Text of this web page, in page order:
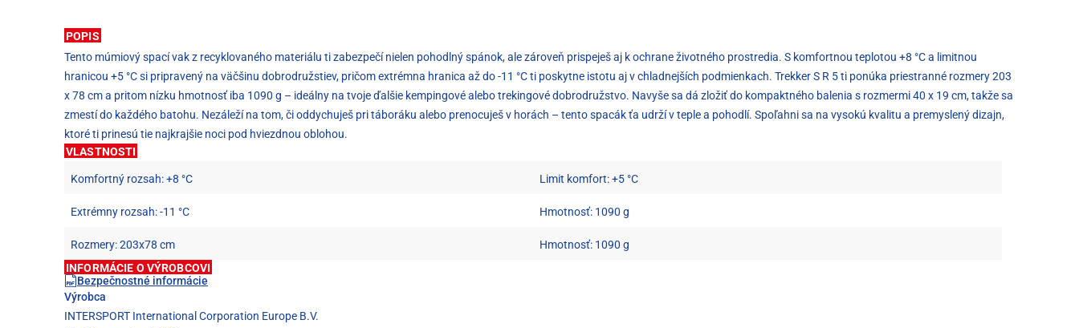
POPIS
Tento múmiový spací vak z recyklovaného materiálu ti zabezpečí nielen pohodlný spánok, ale zároveň prispeješ aj k ochrane životného prostredia. S komfortnou teplotou +8 °C a limitnou
hranicou +5 °C si pripravený na väčšinu dobrodružstiev, pričom extrémna hranica až do -11 °C ti poskytne istotu aj v chladnejších podmienkach. Trekker S R 5 ti ponúka priestranné rozmery 203
x 78 cm a pritom nízku hmotnosť iba 1090 g – ideálny na tvoje ďalšie kempingové alebo trekingové dobrodružstvo. Navyše sa dá zložiť do kompaktného balenia s rozmermi 40 x 19 cm, takže sa
zmestí do každého batohu. Nezáleží na tom, či oddychuješ pri táboráku alebo prenocuješ v horách – tento spacák ťa udrží v teple a pohodlí. Spoľahni sa na vysokú kvalitu a premyslený dizajn,
ktoré ti prinesú tie najkrajšie noci pod hviezdnou oblohou.
VLASTNOSTI
Komfortný rozsah: +8 °C Limit komfort: +5 °C
Extrémny rozsah: -11 °C Hmotnosť: 1090 g
Rozmery: 203x78 cm
Hmotnosť: 1090 g
INFORMÁCIE O VÝROBCOVI
Bezpečnostné informácie
Výrobca
INTERSPORT International Corporation Europe B.V.